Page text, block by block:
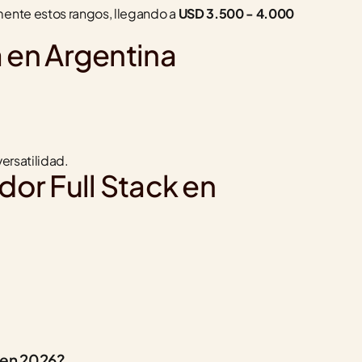
estos rangos, llegando a USD 3.500 - 4.000
Argentina
Full Stack en